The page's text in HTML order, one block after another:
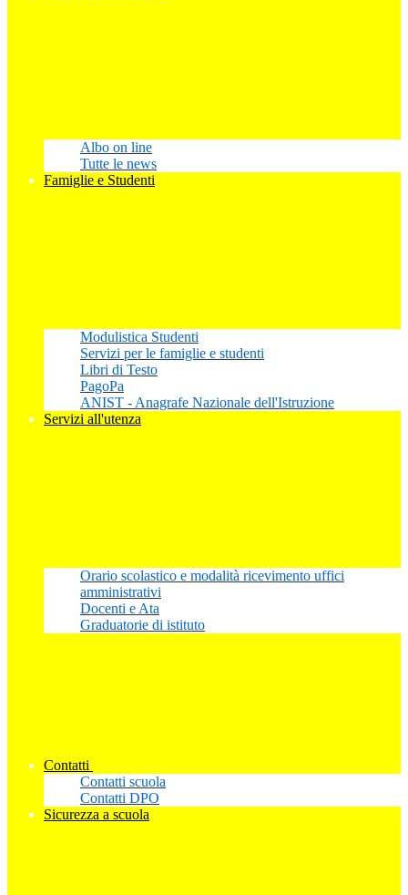
Albo on line
Tutte le news
Famiglie e Studenti
Modulistica Studenti
Servizi per le famiglie e studenti
Libri di Testo
PagoPa
ANIST - Anagrafe Nazionale dell'Istruzione
Servizi all'utenza
Orario scolastico e modalità ricevimento uffici
amministrativi
Docenti e Ata
Graduatorie di istituto
Contatti
Contatti scuola
Contatti DPO
Sicurezza a scuola